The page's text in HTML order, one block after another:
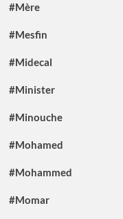
#Mère
#Mesfin
#Midecal
#Minister
#Minouche
#Mohamed
#Mohammed
#Momar